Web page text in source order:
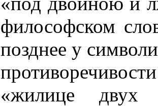
философском
позднее у
«жилице